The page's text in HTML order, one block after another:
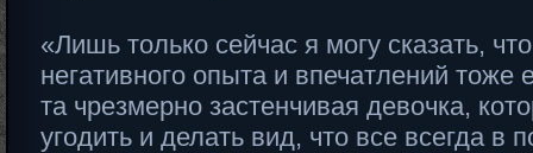
«Лишь только сейчас я могу сказать,
негативного опыта и впечатлений
та чрезмерно застенчивая девочка,
угодить и делать вид, что все всегда в